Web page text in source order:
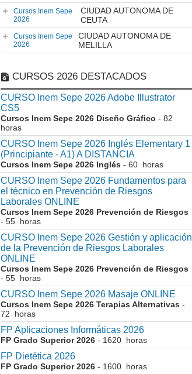
Cursos Inem Sepe
2026
CIUDAD AUTONOMA DE
CEUTA
Cursos Inem Sepe
2026
CIUDAD AUTONOMA DE
MELILLA
CURSOS 2026 DESTACADOS
CURSO Inem Sepe 2026 Adobe Illustrator
CS5
Cursos Inem Sepe 2026 Diseño Gráfico - 82
horas
CURSO Inem Sepe 2026 Inglés Elementary 1
(Principiante - A1) A DISTANCIA
Cursos Inem Sepe 2026 Inglés - 60 horas
CURSO Inem Sepe 2026 Fundamentos para
el técnico en Prevención de Riesgos
Laborales ONLINE
Cursos Inem Sepe 2026 Prevención de Riesgos
- 55 horas
CURSO Inem Sepe 2026 Gestión y aplicación
de la Prevención de Riesgos Laborales
ONLINE
Cursos Inem Sepe 2026 Prevención de Riesgos
- 55 horas
CURSO Inem Sepe 2026 Masaje ONLINE
Cursos Inem Sepe 2026 Terapias Alternativas -
72 horas
FP Aplicaciones Informáticas 2026
FP Grado Superior 2026 - 1620 horas
FP Dietética 2026
FP Grado Superior 2026 - 1600 horas